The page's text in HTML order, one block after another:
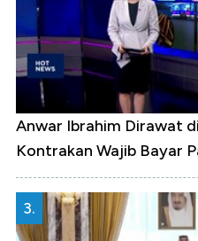
Anwar Ibrahim Dirawat
Kontrakan Wajib Bayar
3.